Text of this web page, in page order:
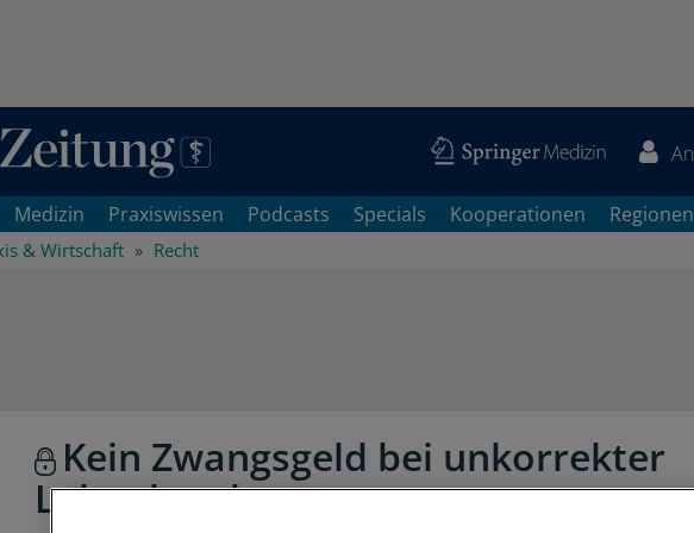
Medizin Praxiswissen Podcasts Specials Kooperationen Regionen
& Wirtschaft Recht
Kein Zwangsgeld bei unkorrekter
Lohnabrechnung